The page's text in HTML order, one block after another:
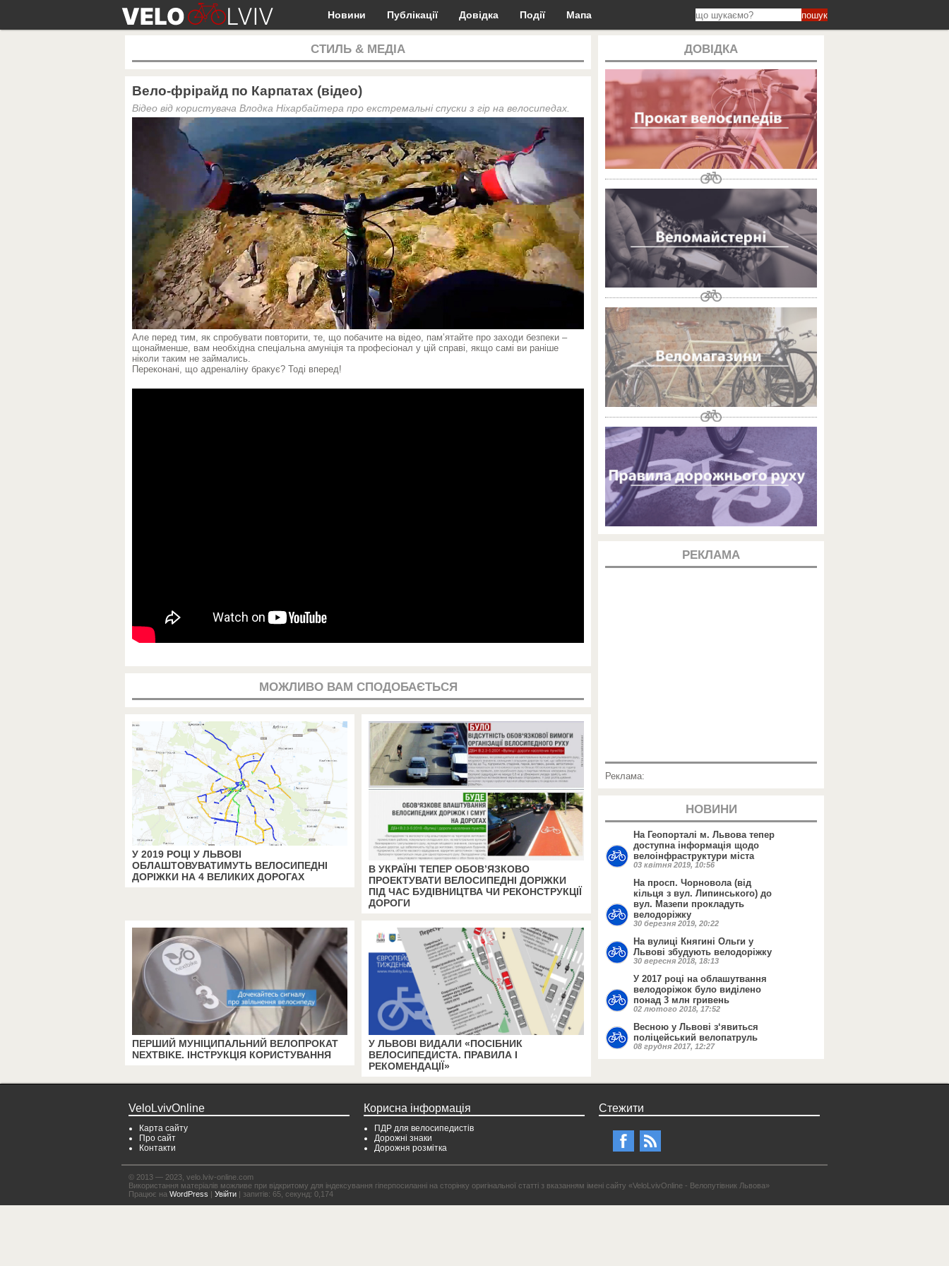
Новини Публікації Довідка Події Мапа пошук
СТИЛЬ & МЕДІА
Вело-фрірайд по Карпатах (відео)
Відео від користувача Влодка Ніхарбайтера про екстремальні спуски з гір на велосипедах.
Але перед тим, як спробувати повторити, те, що побачите на відео, пам’ятайте про заходи безпеки –
щонайменше, вам необхідна спеціальна амуніція та професіонал у цій справі, якщо самі ви раніше
ніколи таким не займались.
Переконані, що адреналіну бракує? Тоді вперед!
МОЖЛИВО ВАМ СПОДОБАЄТЬСЯ
У 2019 РОЦІ У ЛЬВОВІ
ОБЛАШТОВУВАТИМУТЬ ВЕЛОСИПЕДНІ
ДОРІЖКИ НА 4 ВЕЛИКИХ ДОРОГАХ
В УКРАЇНІ ТЕПЕР ОБОВ’ЯЗКОВО
ПРОЕКТУВАТИ ВЕЛОСИПЕДНІ ДОРІЖКИ
ПІД ЧАС БУДІВНИЦТВА ЧИ РЕКОНСТРУКЦІЇ
ДОРОГИ
ПЕРШИЙ МУНІЦИПАЛЬНИЙ ВЕЛОПРОКАТ
NEXTBIKE. ІНСТРУКЦІЯ КОРИСТУВАННЯ
У ЛЬВОВІ ВИДАЛИ «ПОСІБНИК
ВЕЛОСИПЕДИСТА. ПРАВИЛА І
РЕКОМЕНДАЦІЇ»
ДОВІДКА
РЕКЛАМА
Реклама:
НОВИНИ
На Геопорталі м. Львова тепер
доступна інформація щодо
велоінфраструктури міста
03 квітня 2019, 10:56
На просп. Чорновола (від
кільця з вул. Липинського) до
вул. Мазепи прокладуть
велодоріжку
30 березня 2019, 20:22
На вулиці Княгині Ольги у
Львові збудують велодоріжку
30 вересня 2018, 18:13
У 2017 році на облашутвання
велодоріжок було виділено
понад 3 млн гривень
02 лютого 2018, 17:52
Весною у Львові з‘явиться
поліцейський велопатруль
08 грудня 2017, 12:27
VeloLvivOnline
Карта сайту
Про сайт
Контакти
Корисна інформація
ПДР для велосипедистів
Дорожні знаки
Дорожня розмітка
Стежити
© 2013 — 2023, velo.lviv-online.com
Використання матеріалів можливе при відкритому для індексування гіперпосиланні на сторінку оригінальної статті з вказанням імені сайту «VeloLvivOnline - Велопутівник Львова»
Працює на WordPress | Увійти | запитів: 65, секунд: 0,174